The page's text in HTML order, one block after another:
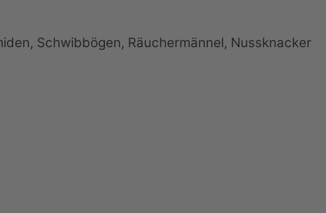
Schwibbögen, Räuchermännel, Nussknacker